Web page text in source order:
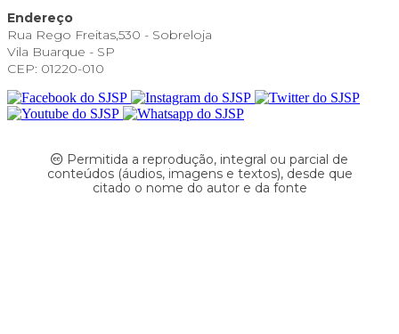
Endereço
Rua Rego Freitas,530 - Sobreloja
Vila Buarque - SP
CEP: 01220-010
Permitida a reprodução, integral ou parcial de
conteúdos (áudios, imagens e textos), desde que
citado o nome do autor e da fonte